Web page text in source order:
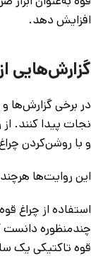
افزایش دهد.
گزارش‌هایی
در برخی گزارش‌ها
نجات پیدا کنند.
و با روشن‌کردن
این روایت‌ها
استفاده از چراغ
چندمنظوره
قوه تاکتیکی یک